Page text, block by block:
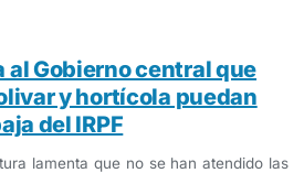
al Gobierno central que
y hortícola puedan
del IRPF
lamenta que no se han atendido las